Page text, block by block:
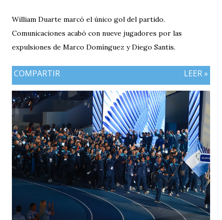
William Duarte marcó el único gol del partido.
Comunicaciones acabó con nueve jugadores por las
expulsiones de Marco Domínguez y Diego Santis.
COMPARTIR LEER »